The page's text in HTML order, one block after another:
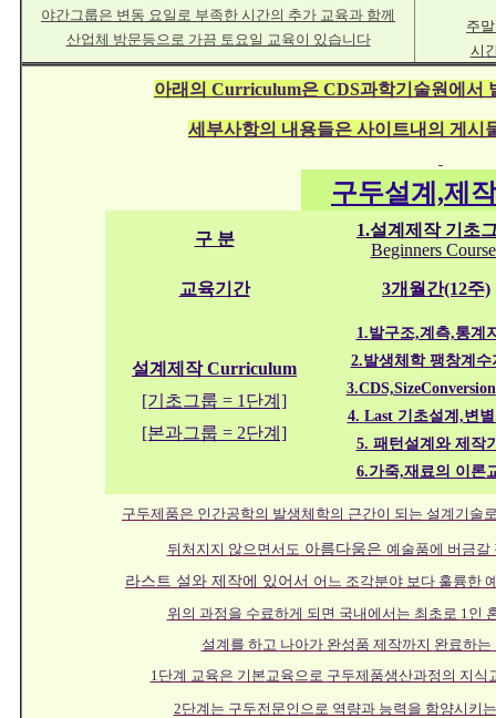
야간그룹은 변동 요일로 부족한 시간의 추가 교육과 함께
산업체 방문등으로 가끔 토요일 교육이 있습니다
주
시
아래의 Curriculum은 CDS과학기술원에서
세부사항의 내용들은 사이트내의 게시
구두설계,제
구 분
1.설계제작 기초
Beginners
교육기간 3개월간(12주)
설계제작Curriculum
[기초그룹 = 1단계]
[본과그룹 = 2단계]
1.발구조,계측,통계
2.발생체학 팽창계수
3.CDS,SizeConversion
4. Last 기초설계,변
5. 패턴설계와 제작
6.가죽,재료의 이론
구두제품은 인간공학의 발생체학의 근간이 되는 설계기술
뒤처지지 않으면서도 아름다움은 예술품에 버금갈
라스트 설와 제작에 있어서 어느 조각분야 보다 훌륭한
위의 과정을 수료하게 되면 국내에서는 최초로 1인
설계를 하고 나아가 완성품 제작까지 완료하는
1단계 교육은 기본교육으로 구두제품생산과정의 지식
2단계는 구두전문인으로 역량과 능력을 함양시키